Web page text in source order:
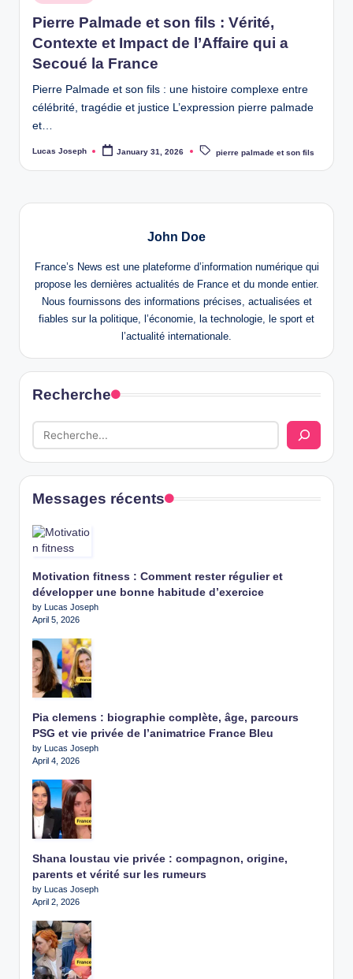
in
Pierre Palmade et son fils : Vérité,
Contexte et Impact de l’Affaire qui a
Secoué la France
Pierre Palmade et son fils : une histoire complexe entre
célébrité, tragédie et justice L’expression pierre palmade
et…
Posted
Lucas Joseph January 31, 2026
Tags: pierre palmade et son fils
John Doe
France’s News est une plateforme d’information numérique qui
propose les dernières actualités de France et du monde entier.
Nous fournissons des informations précises, actualisées et
fiables sur la politique, l’économie, la technologie, le sport et
l’actualité internationale.
Recherche
Messages récents
Motivation fitness : Comment rester régulier et
développer une bonne habitude d’exercice
by Lucas Joseph
April 5, 2026
Pia clemens : biographie complète, âge, parcours
PSG et vie privée de l’animatrice France Bleu
by Lucas Joseph
April 4, 2026
Shana loustau vie privée : compagnon, origine,
parents et vérité sur les rumeurs
by Lucas Joseph
April 2, 2026